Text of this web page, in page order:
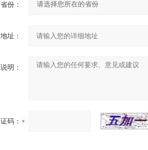
省份：
址：
明：
码：